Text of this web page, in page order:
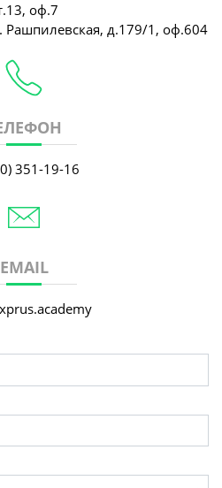
оф.7
Рашпилевская, д.179/1, оф.604
351-19-16
EMAIL